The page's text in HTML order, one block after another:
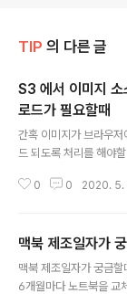
TIP 의 다른 글
S3 에서 이미지 소
로드가 필요할때
간혹 이미지가 브라우
드 되도록 처리를 해야
땐 이미지의 Metadata
다. Content-
라 Content-Type:
0 0 2020. 5.
맥북 제조일자가
맥북 제조일자가 궁금
6개월마다 노트북을 교